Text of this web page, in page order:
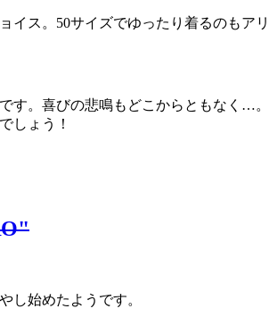
ス。50サイズでゆったり着るのもア
す。喜びの悲鳴もどこからともなく…。
しょう！
し始めたようです。